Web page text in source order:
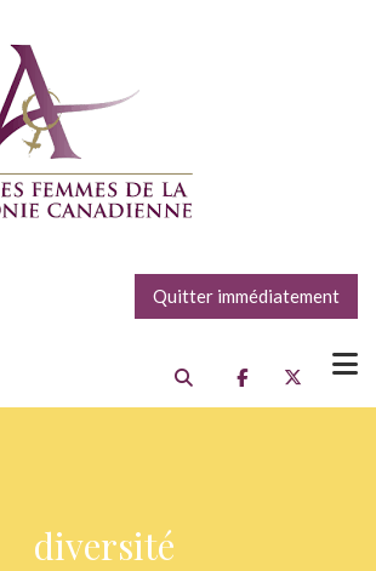
Quitter immédiatement
diversité